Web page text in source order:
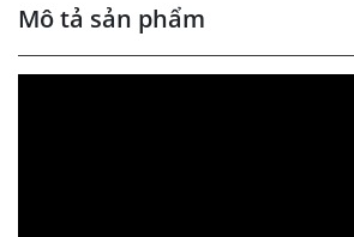
Mô tả sản phẩm